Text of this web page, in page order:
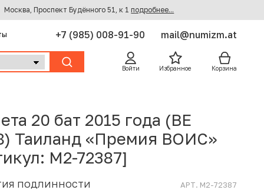
Москва, Проспект Будённого 51, к 1 подробнее...
+7 (985) 008-91-90 mail@numizm.at
Войти Избранное Корзина
20 бат 2015 года (BE
Таиланд «Премия ВОИС»
M2-72387]
ПОДЛИННОСТИ АРТ. M2-72387